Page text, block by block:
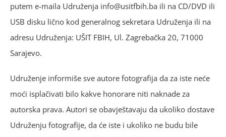
putem e-maila Udruženja info@usitfbih.ba ili na CD/DVD ili
USB disku lično kod generalnog sekretara Udruženja ili na
adresu Udruženja: UŠIT FBIH, Ul. Zagrebačka 20, 71000
Sarajevo.
Udruženje informiše sve autore fotografija da za iste neće
moći isplačivati bilo kakve honorare niti naknade za
autorska prava. Autori se obavještavaju da ukoliko dostave
Udruženju fotografije, da će iste i ukoliko ne budu bile